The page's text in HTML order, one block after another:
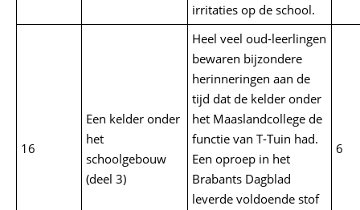
irritaties op de school.
16
Een kelder onder
het
schoolgebouw
(deel 3)
Heel veel oud-leerlingen
bewaren bijzondere
herinneringen aan de
tijd dat de kelder onder
het Maaslandcollege de
functie van T-Tuin had.
Een oproep in het
Brabants Dagblad
leverde voldoende stof
6